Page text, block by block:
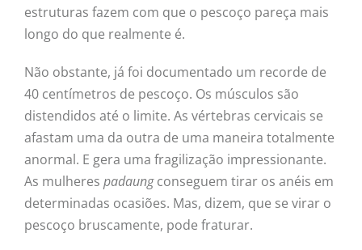
estruturas fazem com que o pescoço pareça mais
longo do que realmente é.
Não obstante, já foi documentado um recorde de
40 centímetros de pescoço. Os músculos são
distendidos até o limite. As vértebras cervicais se
afastam uma da outra de uma maneira totalmente
anormal. E gera uma fragilização impressionante.
As mulheres padaungconseguem tirar os anéis em
determinadas ocasiões. Mas, dizem, que se virar o
pescoço bruscamente, pode fraturar.